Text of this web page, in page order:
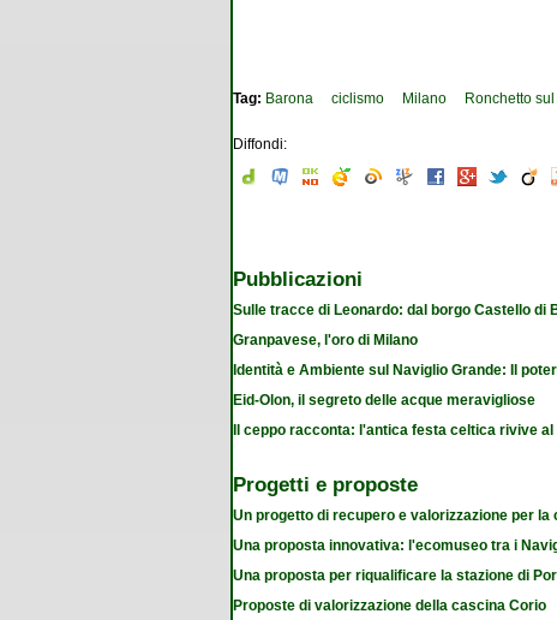
Tag: Barona ciclismo Milano Ronchetto
Diffondi:
Pubblicazioni
Sulle tracce di Leonardo: dal borgo Castello di
Granpavese, l'oro di Milano
Identità e Ambiente sul Naviglio Grande: Il
Eid-Olon, il segreto delle acque meravigliose
Il ceppo racconta: l'antica festa celtica rivive al
Progetti e proposte
Un progetto di recupero e valorizzazione per la
Una proposta innovativa: l'ecomuseo tra i
Una proposta per riqualificare la stazione di
Proposte di valorizzazione della cascina Corio